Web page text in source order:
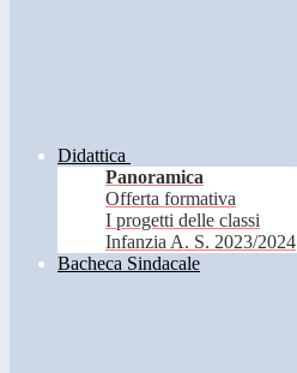
Didattica
Panoramica
Offerta formativa
I progetti delle classi
Infanzia A. S. 2023/2024
Bacheca Sindacale